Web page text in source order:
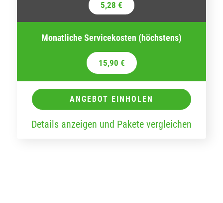
5,28 €
Monatliche Servicekosten (höchstens)
15,90 €
ANGEBOT EINHOLEN
Details anzeigen und Pakete vergleichen